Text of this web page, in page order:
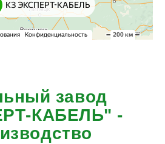
завод
КАБЕЛЬ" -